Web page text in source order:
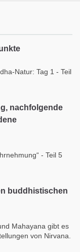
Natur: Tag 1 - Teil
nachfolgende
- Teil 5
buddhistischen
Mahayana gibt es
von Nirvana.